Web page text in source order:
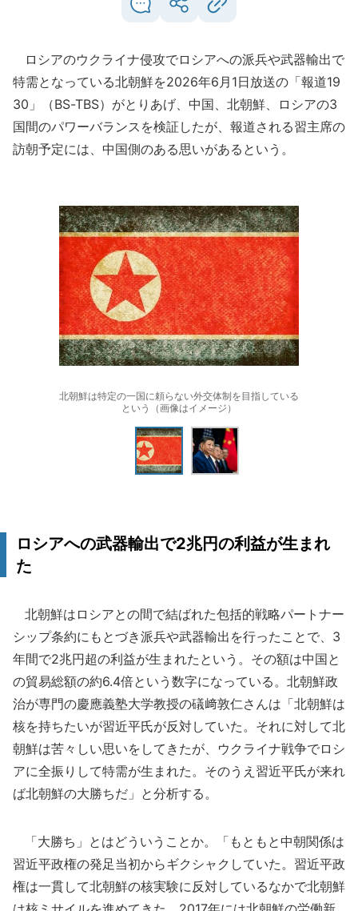
ロシアのウクライナ侵攻でロシアへの派兵や武器輸出で
特需となっている北朝鮮を2026年6月1日放送の「報道19
30」（BS-TBS）がとりあげ、中国、北朝鮮、ロシアの3
国間のパワーバランスを検証したが、報道される習主席の
訪朝予定には、中国側のある思いがあるという。
北朝鮮は特定の一国に頼らない外交体制を目指している
という（画像はイメージ）
ロシアへの武器輸出で2兆円の利益が生まれ
た
北朝鮮はロシアとの間で結ばれた包括的戦略パートナー
シップ条約にもとづき派兵や武器輸出を行ったことで、3
年間で2兆円超の利益が生まれたという。その額は中国と
の貿易総額の約6.4倍という数字になっている。北朝鮮政
治が専門の慶應義塾大学教授の礒﨑敦仁さんは「北朝鮮は
核を持ちたいが習近平氏が反対していた。それに対して北
朝鮮は苦々しい思いをしてきたが、ウクライナ戦争でロシ
アに全振りして特需が生まれた。そのうえ習近平氏が来れ
ば北朝鮮の大勝ちだ」と分析する。
「大勝ち」とはどういうことか。「もともと中朝関係は
習近平政権の発足当初からギクシャクしていた。習近平政
権は一貫して北朝鮮の核実験に反対しているなかで北朝鮮